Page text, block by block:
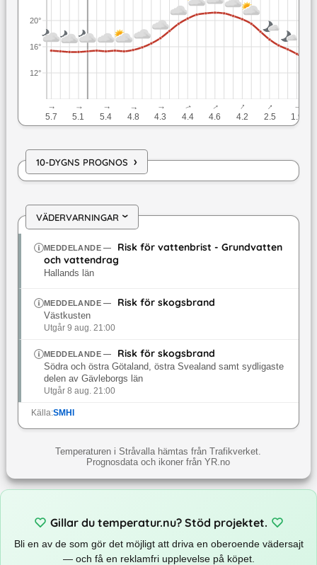
12°
16°
20°
↓
5.7
↓
5.1
↓
5.4
↓
4.8
↓
4.3
↓
4.4
↓
4.6
↓
4.2
↓
2.5
↓
1.9
10-DYGNS PROGNOS ›
VÄDERVARNINGAR›
MEDDELANDE—
Risk för vattenbrist - Grundvatten
och vattendrag
Hallands län
MEDDELANDE— Risk för skogsbrand
Västkusten
Utgår 9 aug. 21:00
MEDDELANDE— Risk för skogsbrand
Södra och östra Götaland, östra Svealand samt sydligaste
delen av Gävleborgs län
Utgår 8 aug. 21:00
Källa:SMHI
Temperaturen i Stråvalla hämtas från Trafikverket.
Prognosdata och ikoner från YR.no
Gillar du temperatur.nu? Stöd projektet.
Bli en av de som gör det möjligt att driva en oberoende vädersajt
— och få en reklamfri upplevelse på köpet.